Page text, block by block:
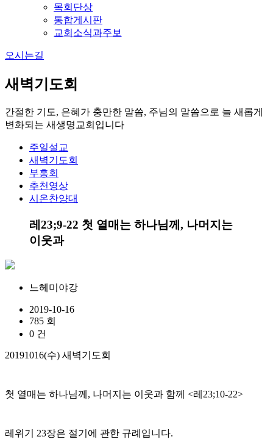
목회단상
통합게시판
교회소식과주보
오시는길
새벽기도회
간절한 기도, 은혜가 충만한 말씀, 주님의 말씀으로 늘 새롭게
변화되는 새생명교회입니다
주일설교
새벽기도회
부흥회
추천영상
시온찬양대
레23;9-22 첫 열매는 하나님께, 나머지는
이웃과
느헤미야강
2019-10-16
785 회
0 건
20191016(수) 새벽기도회
첫 열매는 하나님께, 나머지는 이웃과 함께 <레 23;10-22>
레위기 23장은 절기에 관한 규례입니다.